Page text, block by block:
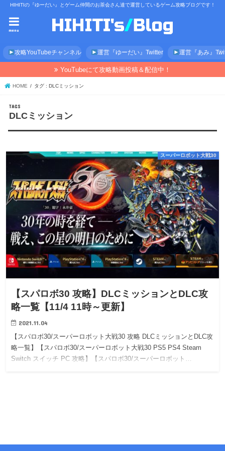
HIHITIの『ゆーだい』とゲーム仲間のお茶会さん達で運営しているゲーム攻略ブログです！
menu
攻略YouTubeチャンネル 運営『ゆーだい』Twitter 運営『あみ』
YouTubeにて攻略動画投稿＆配信中！
HOME タグ : DLCミッション
DLCミッション
スーパーロボット大戦30
【スパロボ30 攻略】DLCミッションとDLC攻
略一覧【11/4 11時～更新】
2021.11.04
【スパロボ30/スーパーロボット大戦30 攻略 DLCミッションとDLC攻
略一覧】【スパロボ30/スーパーロボット大戦30 PS5 PS4 Steam
Switch スイッチ PC 攻略】【スパロボ30/スーパーロボット…